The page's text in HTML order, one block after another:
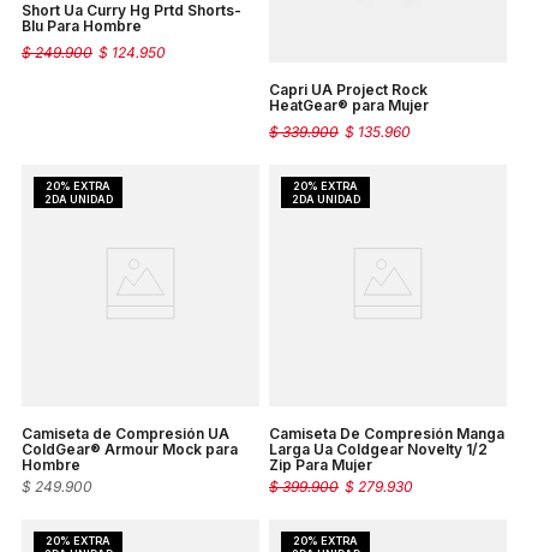
Short Ua Curry Hg Prtd Shorts-
Blu Para Hombre
$ 124.950
$ 249.900
Capri UA Project Rock
HeatGear® para Mujer
$ 135.960
$ 339.900
Camiseta de Compresión UA
ColdGear® Armour Mock para
Hombre
$ 249.900
Camiseta De Compresión Manga
Larga Ua Coldgear Novelty 1/2
Zip Para Mujer
$ 279.930
$ 399.900